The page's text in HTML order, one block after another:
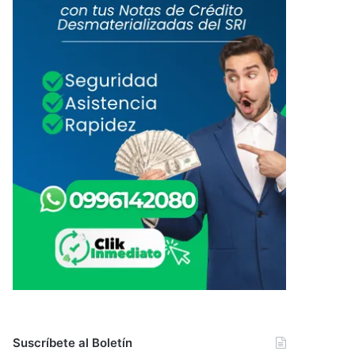
Suscríbete al Boletín